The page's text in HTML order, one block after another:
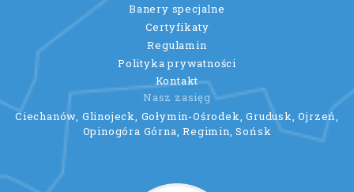
Banery specjalne
Certyfikaty
Regulamin
Polityka prywatności
Kontakt
Nasz zasięg
Ciechanów, Glinojeck, Gołymin-Ośrodek, Grudusk, Ojrzeń,
Opinogóra Górna, Regimin, Sońsk